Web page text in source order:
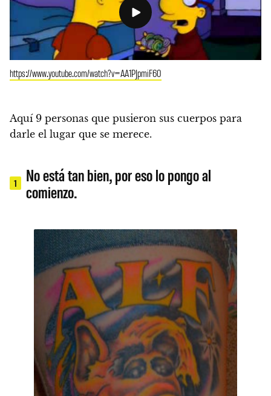
https://www.youtube.com/watch?v=AA1PJpmiF60
Aquí 9 personas que pusieron sus cuerpos para
darle el lugar que se merece.
1
No está tan bien, por eso lo pongo al
comienzo.